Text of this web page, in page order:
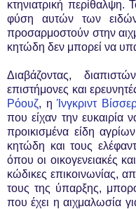
κτηνιατρική
φύση αυτών των
προσαρμοστούν στην
κητώδη δεν μπορεί να
Διαβάζοντας,
επιστήμονες και
Ρόουζ, ηΊνγκριντ
που είχαν την ευκαιρία
προικισμένα είδη
κητώδη και τους
όπου οι οικογενειακές
κώδικες επικοινωνίας,
τους της ύπαρξης,
που έχει η αιχμαλωσία